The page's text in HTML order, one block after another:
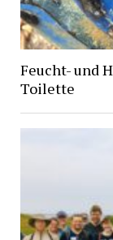
Feucht- und
Toilette